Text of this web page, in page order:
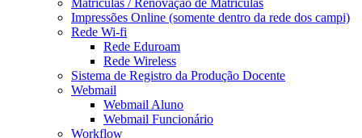
Matriculas / Renovação de Matriculas
Impressões Online (somente dentro da rede dos campi)
Rede Wi-fi
Rede Eduroam
Rede Wireless
Sistema de Registro da Produção Docente
Webmail
Webmail Aluno
Webmail Funcionário
Workflow